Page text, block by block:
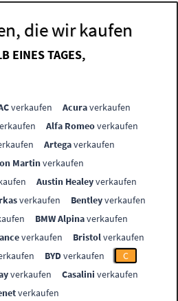
die wir kaufen
EINES TAGES,
verkaufen Acuraverkaufen
Alfa Romeoverkaufen
Artegaverkaufen
Martinverkaufen
Austin Healeyverkaufen
verkaufen Bentleyverkaufen
BMW Alpinaverkaufen
verkaufen Bristolverkaufen
BYDverkaufen
C
verkaufen Casalini verkaufen
verkaufen